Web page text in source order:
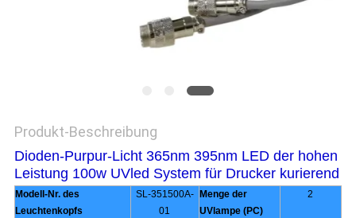
Produkt-Beschreibung
Dioden-Purpur-Licht 365nm 395nm LED der hohen
Leistung 100w UVled System für Drucker kurierend
Modell-Nr. des
Leuchtenkopfs
SL-351500A-
01
Menge der
UVlampe (PC)
2